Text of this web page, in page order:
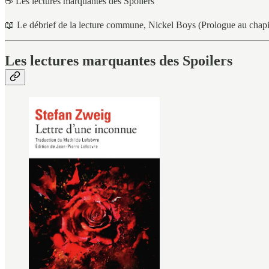
📖 Le débrief de la lecture commune, Nickel Boys (Prologue au
Les lectures marquantes des Spoilers